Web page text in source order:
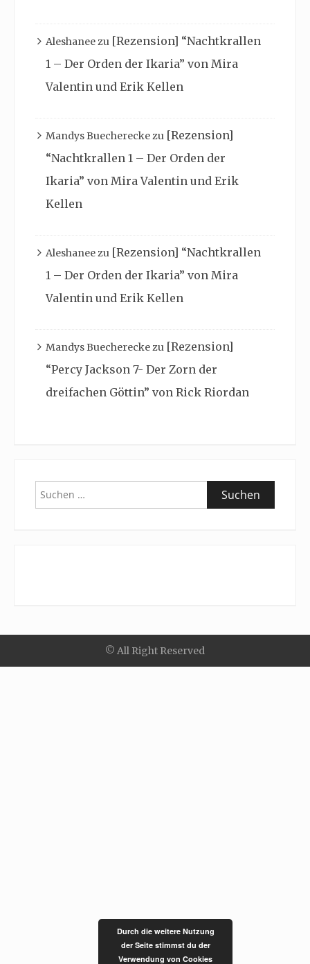
Aleshaneezu [Rezension] “Nachtkrallen
1 – Der Orden der Ikaria” von Mira
Valentin und Erik Kellen
Mandys Buechereckezu [Rezension]
“Nachtkrallen 1 – Der Orden der
Ikaria” von Mira Valentin und Erik
Kellen
Aleshaneezu [Rezension] “Nachtkrallen
1 – Der Orden der Ikaria” von Mira
Valentin und Erik Kellen
Mandys Buechereckezu [Rezension]
“Percy Jackson 7- Der Zorn der
dreifachen Göttin” von Rick Riordan
Suchen
nach:
© All Right Reserved
Durch die weitere Nutzung
der Seite stimmst du der
Verwendung von Cookies